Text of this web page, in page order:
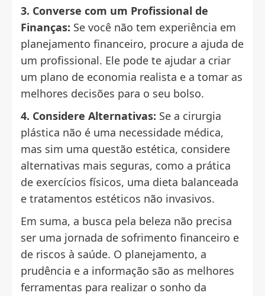
3. Converse com um Profissional de
Finanças: Se você não tem experiência em
planejamento financeiro, procure a ajuda de
um profissional. Ele pode te ajudar a criar
um plano de economia realista e a tomar as
melhores decisões para o seu bolso.
4. Considere Alternativas: Se a cirurgia
plástica não é uma necessidade médica,
mas sim uma questão estética, considere
alternativas mais seguras, como a prática
de exercícios físicos, uma dieta balanceada
e tratamentos estéticos não invasivos.
Em suma, a busca pela beleza não precisa
ser uma jornada de sofrimento financeiro e
de riscos à saúde. O planejamento, a
prudência e a informação são as melhores
ferramentas para realizar o sonho da